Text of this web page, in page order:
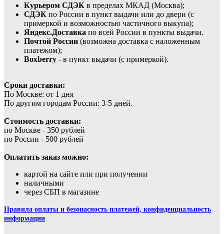
Курьером СДЭК в пределах МКАД (Москва);
СДЭК по России в пункт выдачи или до двери (с
примеркой и возможностью частичного выкупа);
Яндекс.Доставка по всей России в пункты выдачи.
Почтой России (возможна доставка с наложенным
платежом);
Boxberry - в пункт выдачи (с примеркой).
Сроки доставки:
По Москве: от 1 дня
По другим городам России: 3-5 дней.
Стоимость доставки:
по Москве - 350 рублей
по России - 500 рублей
Оплатить заказ можно:
картой на сайте или при получении
наличными
через СБП в магазине
Правила оплаты и безопасность платежей, конфиденциальность
информации